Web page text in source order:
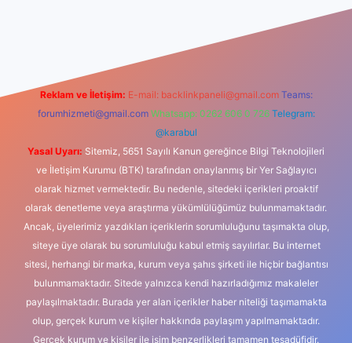
Reklam ve İletişim: E-mail: backlinkpaneli@gmail.com Teams:
forumhizmeti@gmail.com Whatsapp: 0262 606 0 726 Telegram:
@karabul
Yasal Uyarı: Sitemiz, 5651 Sayılı Kanun gereğince Bilgi Teknolojileri
ve İletişim Kurumu (BTK) tarafından onaylanmış bir Yer Sağlayıcı
olarak hizmet vermektedir. Bu nedenle, sitedeki içerikleri proaktif
olarak denetleme veya araştırma yükümlülüğümüz bulunmamaktadır.
Ancak, üyelerimiz yazdıkları içeriklerin sorumluluğunu taşımakta olup,
siteye üye olarak bu sorumluluğu kabul etmiş sayılırlar. Bu internet
sitesi, herhangi bir marka, kurum veya şahıs şirketi ile hiçbir bağlantısı
bulunmamaktadır. Sitede yalnızca kendi hazırladığımız makaleler
paylaşılmaktadır. Burada yer alan içerikler haber niteliği taşımamakta
olup, gerçek kurum ve kişiler hakkında paylaşım yapılmamaktadır.
Gerçek kurum ve kişiler ile isim benzerlikleri tamamen tesadüfidir.